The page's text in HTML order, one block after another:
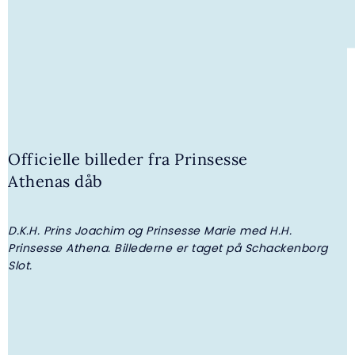
Officielle billeder fra Prinsesse
Athenas dåb
D.K.H. Prins Joachim og Prinsesse Marie med H.H.
Prinsesse Athena. Billederne er taget på Schackenborg
Slot.
2. MAJ 2026 | GALLERI
H.E. Komtesse Athenas konfirmation